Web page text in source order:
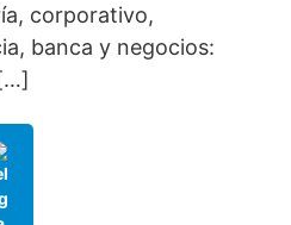
corporativo,
banca y negocios: